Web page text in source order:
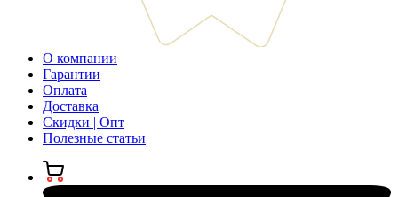
О компании
Гарантии
Оплата
Доставка
Скидки | Опт
Полезные статьи